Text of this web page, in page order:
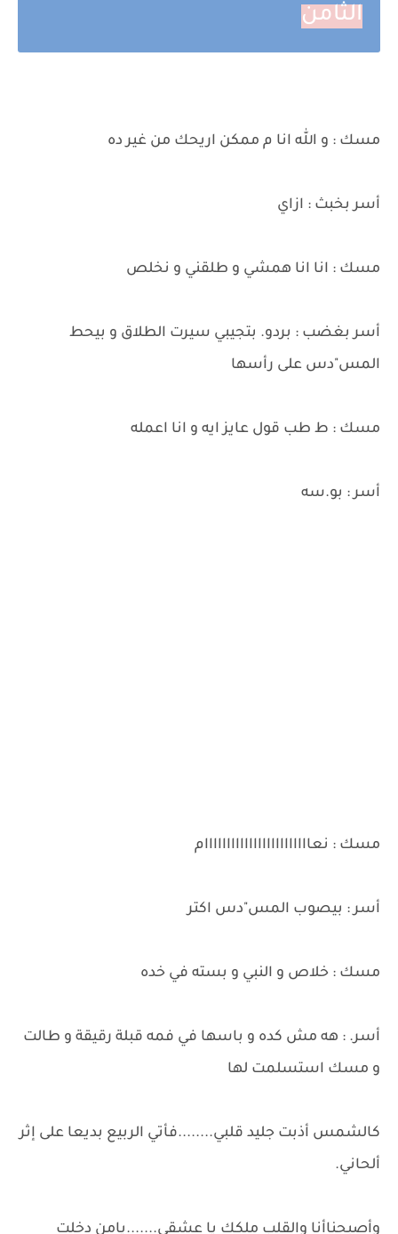
الثامن
مسك : و الله انا م ممكن اريحك من غير ده
أسر بخبث : ازاي
مسك : انا انا همشي و طلقني و نخلص
أسر بغضب : بردو. بتجيبي سيرت الطلاق و بيحط
المس"دس على رأسها
مسك : ط طب قول عايز ايه و انا اعمله
أسر : بو.سه
مسك : نعاااااااااااااااااااااااام
أسر : بيصوب المس"دس اكتر
مسك : خلاص و النبي و بسته في خده
أسر. : هه مش كده و باسها في فمه قبلة رقيقة و طالت
و مسك استسلمت لها
كالشمس أذبت جليد قلبي........فأتي الربيع بديعا على إثر
ألحاني.
وأصبحناأنا والقلب ملكك يا عشقي.......يامن دخلت